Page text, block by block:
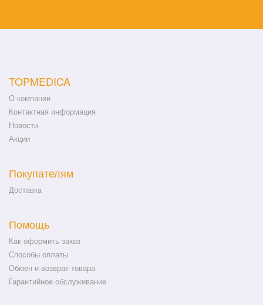
TOPMEDICA
О компании
Контактная информация
Новости
Акции
Покупателям
Доставка
Помощь
Как оформить заказ
Способы оплаты
Обмен и возврат товара
Гарантийное обслуживание